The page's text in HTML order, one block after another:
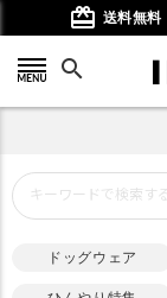
card_giftcard 送料無料
search
ドッグウェア